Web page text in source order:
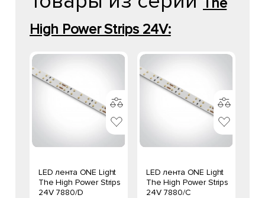
High Power Strips 24V:
LED лента ONE Light
The High Power Strips
24V 7880/D
LED лента ONE Light
The High Power Strips
24V 7880/C